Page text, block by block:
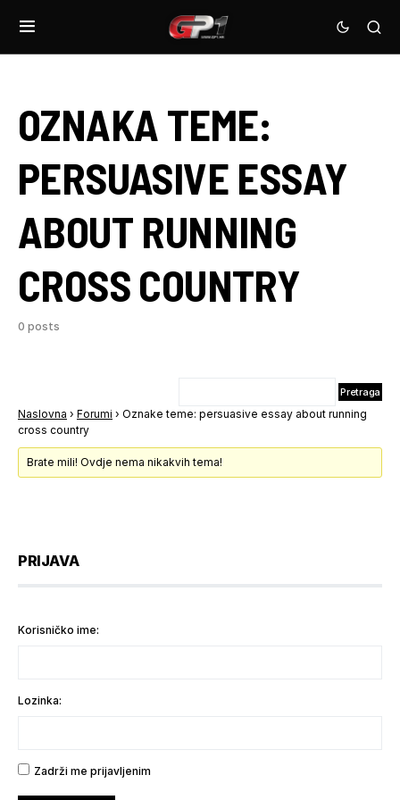
OZNAKA TEME:
PERSUASIVE ESSAY
ABOUT RUNNING
CROSS COUNTRY
0 posts
Naslovna › Forumi › Oznake teme: persuasive essay about running
cross country
Brate mili! Ovdje nema nikakvih tema!
PRIJAVA
Korisničko ime:
Lozinka:
Zadrži me prijavljenim